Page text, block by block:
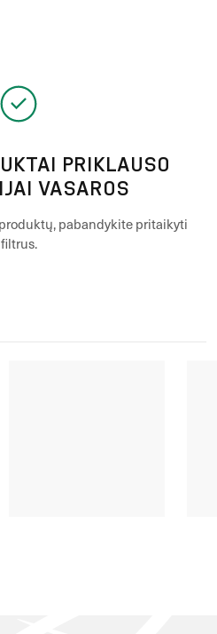
PRIKLAUSO
VASAROS
pabandykite pritaikyti
filtrus.